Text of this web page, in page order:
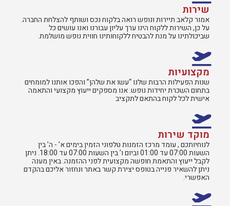
שירות
אמור קלאב תיירות ונופש רואה בלקוח נכס ושותף להצלחת החברה.
על כן, השירות ללקוח הינו ערך עליון עבורנו ואנו עושים כל
שביכולתינו על מנת להבטיח ללקוחותינו חווית נופש מושלמת.
מקצועיות
שנות הפעילות הרבות שלנו “עשו את שלהן” והפכו אותנו למומחים
בתחום השכרת יחידות נופש. אנו מספקים ייעוץ מקצועי והתאמה
אישית לכל לקוח בהתאם לתקציב
מוקד שירות
לנוחיותכם , עומד מרכז הזמנות טלפוני הזמין בימים א’ - ה’ בין
השעות 07:00 עד 01:00 וביום ו’ בין השעות 07:00 עד 18:00. ניתן
לקבל ייעוץ והתאמת חופשה מקצועית לפני ההזמנה. באין מענה
ניתן להשאיר פנייה בטופס יצירת קשר באתר ונחזור אליכם בהקדם
האפשרי.